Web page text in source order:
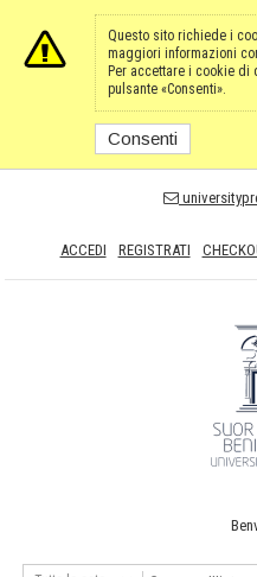
Questo sito richiede i
maggiori informazioni
Per accettare i cookie di
pulsante «Consenti».
Consenti
ACCEDI REGISTRATI